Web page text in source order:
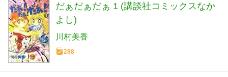
だぁだぁだぁ 1 (講談社コミックスなか
よし)
川村美香
288